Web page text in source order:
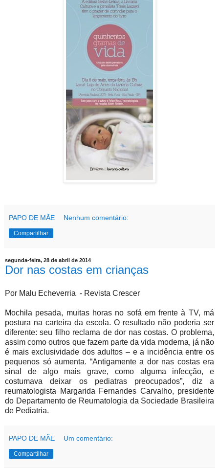
PAPO DE MÃE Nenhum comentário:
Compartilhar
segunda-feira, 28 de abril de 2014
Dor nas costas em crianças
Por Malu Echeverria - Revista Crescer
Mochila pesada, muitas horas no sofá em frente à TV, má
postura na carteira da escola. O resultado não poderia ser
diferente: seu filho reclama de dor nas costas. O problema,
assim como outros que fazem parte da vida moderna, já não
é mais exclusividade dos adultos – e a incidência entre os
pequenos só aumenta. “Antigamente a dor nas costas era
sinal de algo mais grave, como alguma infecção, e
costumava deixar os pediatras preocupados”, diz a
reumatologista Margarida Fernandes Carvalho, presidente
do Departamento de Reumatologia da Sociedade Brasileira
de Pediatria.
PAPO DE MÃE Um comentário:
Compartilhar